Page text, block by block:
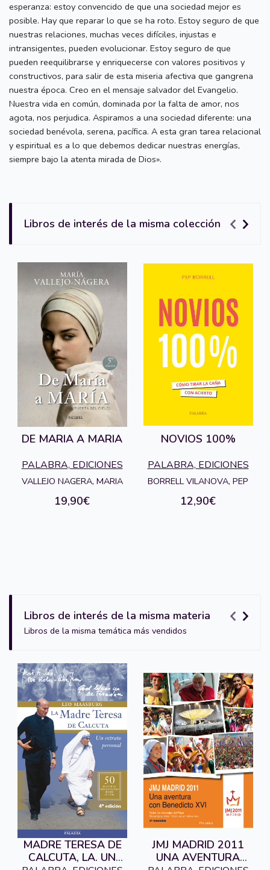
esperanza: estoy convencido de que una sociedad mejor es
posible. Hay que reparar lo que se ha roto. Estoy seguro de que
nuestras relaciones, muchas veces difíciles, injustas e
intransigentes, pueden evolucionar. Estoy seguro de que
pueden reequilibrarse y enriquecerse con valores positivos y
constructivos, para salir de esta miseria afectiva que gangrena
nuestra época. Creo en el mensaje salvador del Evangelio.
Nuestra vida en común, dominada por la falta de amor, nos
agota, nos perjudica. Aspiramos a una sociedad diferente: una
sociedad benévola, serena, pacífica. A esta gran tarea relacional
y espiritual es a lo que debemos dedicar nuestras energías,
siempre bajo la atenta mirada de Dios».
Libros de interés de la misma colección
DE MARIA A MARIA
PALABRA, EDICIONES
VALLEJO NAGERA, MARIA
19,90€
NOVIOS 100%
PALABRA, EDICIONES
BORRELL VILANOVA, PEP
12,90€
Libros de interés de la misma materia
Libros de la misma temática más vendidos
MADRE TERESA DE
CALCUTA, LA. UN
JMJ MADRID 2011
UNA AVENTURA